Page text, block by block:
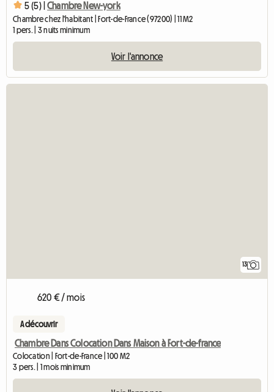
5 (5) | Chambre New-york
Chambre chez l'habitant | Fort-de-France (97200) | 11 M2
1 pers. | 3 nuits minimum
Voir l'annonce
13
620 € / mois
A découvrir
Chambre Dans Colocation Dans Maison à Fort-de-france
Colocation | Fort-de-France | 100 M2
3 pers. | 1 mois minimum